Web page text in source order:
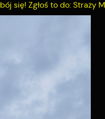
się! Zgłoś to do: Straży